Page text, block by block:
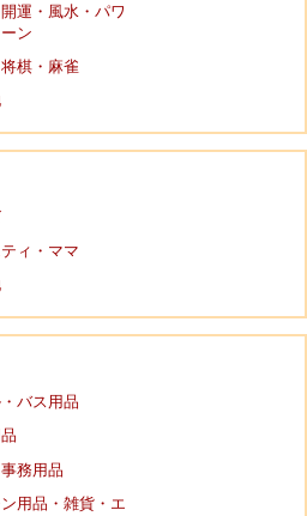
運・風水・パワ
ン
棋・麻雀
ィ・ママ
バス用品
務用品
用品・雑貨・エ